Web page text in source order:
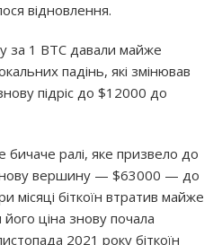
відновлення.
за 1 BTC давали майже
падінь, які змінював
підріс до $12000 до
бичаче ралі, яке призвело до
нову вершину — $63000 — до
місяці біткоїн втратив майже
його ціна знову почала
2021 року біткоїн